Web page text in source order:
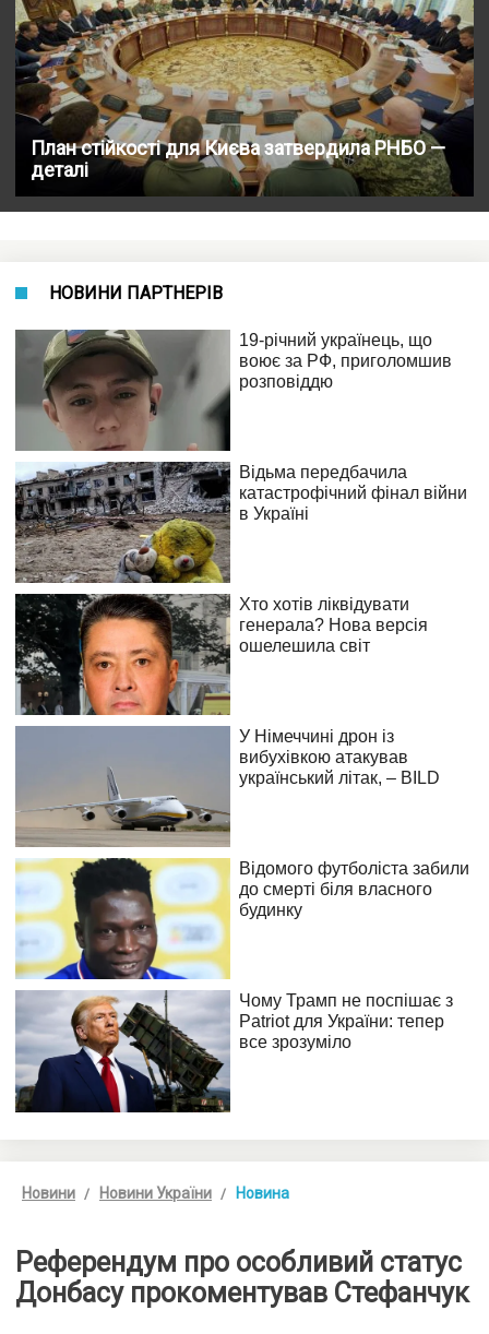
План стійкості для Києва затвердила РНБО —
деталі
НОВИНИ ПАРТНЕРІВ
Новини Новини України Новина
Референдум про особливий статус
Донбасу прокоментував Стефанчук